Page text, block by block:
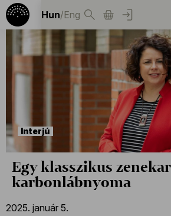
Hun/Eng
Interjú
Egy klasszikus zenekar
karbonlábnyoma
2025. január 5.